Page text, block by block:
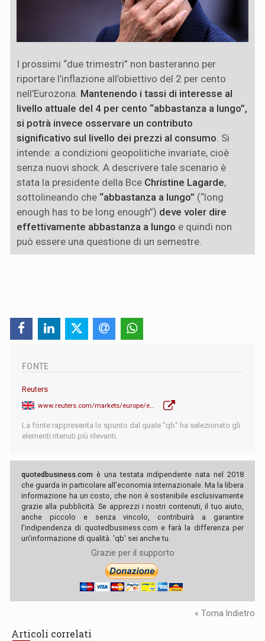
I prossimi “due trimestri” non basteranno per
riportare l’inflazione all’obiettivo del 2 per cento
nell’Eurozona. Mantenendo i tassi di interesse al
livello attuale del 4 per cento “abbastanza a lungo”,
si potrà invece osservare un contributo
significativo sul livello dei prezzi al consumo. Si
intende: a condizioni geopolitiche invariate, cioè
senza nuovi shock. A descrivere tale scenario è
stata la presidente della Bce Christine Lagarde,
sottolineando che “abbastanza a lungo” (“long
enough has to be long enough”) deve voler dire
effettivamente abbastanza a lungo e quindi non
può essere una questione di un semestre.
FONTE
Reuters
www.reuters.com/markets/europe/ecb-rates-held-long-enough-could-get-inflation-target-lagarde-2023-11-10/
La fonte rappresenta lo spunto dal quale "qb" ha selezionato gli
elementi ritenuti più rilevanti.
quotedbusiness.com è una testata indipendente nata nel 2018
che guarda in particolare all'economia internazionale. Ma la libera
informazione ha un costo, che non è sostenibile esclusivamente
grazie alla pubblicità. Se apprezzi i nostri contenuti, il tuo aiuto,
anche piccolo e senza vincolo, contribuirà a garantire
l'indipendenza di quotedbusiness.com e farà la differenza per
un'informazione di qualità. 'qb' sei anche tu.
Grazie per il supporto
« Torna Indietro
Articoli correlati